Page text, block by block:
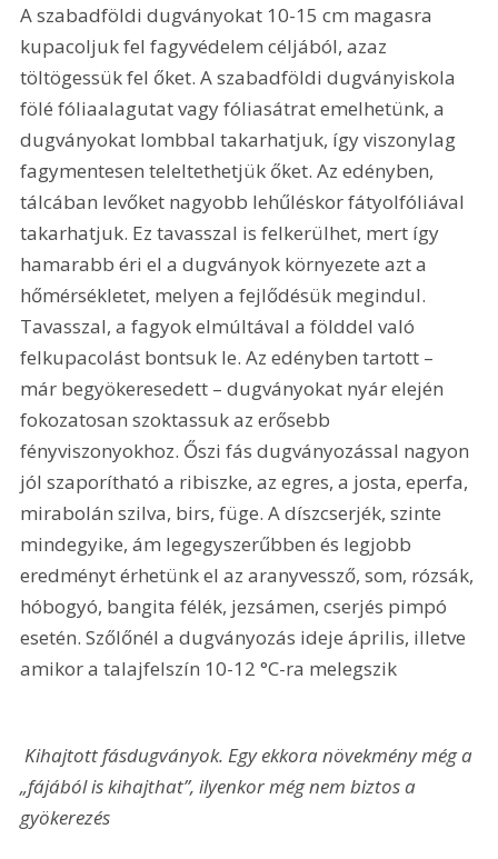
A szabadföldi dugványokat 10-15 cm magasra
kupacoljuk fel fagyvédelem céljából, azaz
töltögessük fel őket. A szabadföldi dugványiskola
fölé fóliaalagutat vagy fóliasátrat emelhetünk, a
dugványokat lombbal takarhatjuk, így viszonylag
fagymentesen teleltethetjük őket. Az edényben,
tálcában levőket nagyobb lehűléskor fátyolfóliával
takarhatjuk. Ez tavasszal is felkerülhet, mert így
hamarabb éri el a dugványok környezete azt a
hőmérsékletet, melyen a fejlődésük megindul.
Tavasszal, a fagyok elmúltával a földdel való
felkupacolást bontsuk le. Az edényben tartott –
már begyökeresedett – dugványokat nyár elején
fokozatosan szoktassuk az erősebb
fényviszonyokhoz. Őszi fás dugványozással nagyon
jól szaporítható a ribiszke, az egres, a josta, eperfa,
mirabolán szilva, birs, füge. A díszcserjék, szinte
mindegyike, ám legegyszerűbben és legjobb
eredményt érhetünk el az aranyvessző, som, rózsák,
hóbogyó, bangita félék, jezsámen, cserjés pimpó
esetén. Szőlőnél a dugványozás ideje április, illetve
amikor a talajfelszín 10-12 °C-ra melegszik
Kihajtott fásdugványok. Egy ekkora növekmény még a
„fájából is kihajthat”, ilyenkor még nem biztos a
gyökerezés